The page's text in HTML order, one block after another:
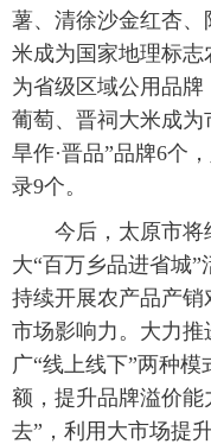
薯、清徐沙金红杏
米成为国家地理标
为省级区域公用品
葡萄、晋祠大米成
旱作·晋品”品牌6个
录9个。
今后，太原市将
大“百万乡品进省城”
持续开展农产品产
市场影响力。大力推
广“线上线下”两种
额，提升品牌溢价能
去”，利用大市场提